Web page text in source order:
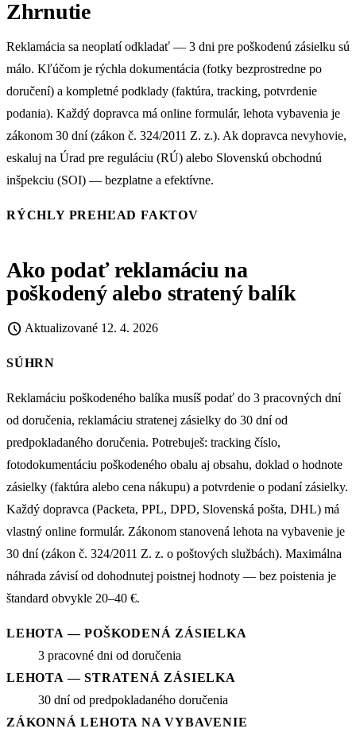
Zhrnutie
Reklamácia sa neoplatí odkladať — 3 dni pre poškodenú zásielku sú
málo. Kľúčom je rýchla dokumentácia (fotky bezprostredne po
doručení) a kompletné podklady (faktúra, tracking, potvrdenie
podania). Každý dopravca má online formulár, lehota vybavenia je
zákonom 30 dní (zákon č. 324/2011 Z. z.). Ak dopravca nevyhovie,
eskaluj na Úrad pre reguláciu (RÚ) alebo Slovenskú obchodnú
inšpekciu (SOI) — bezplatne a efektívne.
RÝCHLY PREHĽAD FAKTOV
Ako podať reklamáciu na
poškodený alebo stratený balík
schedule Aktualizované 12. 4. 2026
SÚHRN
Reklamáciu poškodeného balíka musíš podať do 3 pracovných dní
od doručenia, reklamáciu stratenej zásielky do 30 dní od
predpokladaného doručenia. Potrebuješ: tracking číslo,
fotodokumentáciu poškodeného obalu aj obsahu, doklad o hodnote
zásielky (faktúra alebo cena nákupu) a potvrdenie o podaní zásielky.
Každý dopravca (Packeta, PPL, DPD, Slovenská pošta, DHL) má
vlastný online formulár. Zákonom stanovená lehota na vybavenie je
30 dní (zákon č. 324/2011 Z. z. o poštových službách). Maximálna
náhrada závisí od dohodnutej poistnej hodnoty — bez poistenia je
štandard obvykle 20–40 €.
LEHOTA — POŠKODENÁ ZÁSIELKA
3 pracovné dni od doručenia
LEHOTA — STRATENÁ ZÁSIELKA
30 dní od predpokladaného doručenia
ZÁKONNÁ LEHOTA NA VYBAVENIE